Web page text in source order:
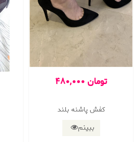
480,000 تومان
کفش پاشنه بلند
ببینم